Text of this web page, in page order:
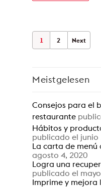
1 2 Next
Meistgelesen
Consejos para el
restaurante
Hábitos y
publicado el junio
La carta de
agosto 4, 2020
Logra una
publicado el
Imprime y